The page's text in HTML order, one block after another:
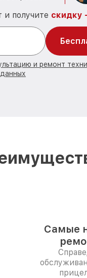
получите скидку
и ремонт
Самые